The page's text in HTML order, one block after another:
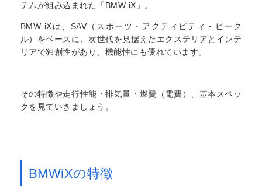
テムが組み込まれた「BMW iX」。
BMW iXは、SAV（スポーツ・アクティビティ・ビーク
ル）をベースに、次世代を見据えたエクステリアとインテ
リアで独創性があり、機能性にも優れています。
その特徴や走行性能・排気量・燃費（電費）、基本スペッ
クを見ていきましょう。
BMWiXの特徴